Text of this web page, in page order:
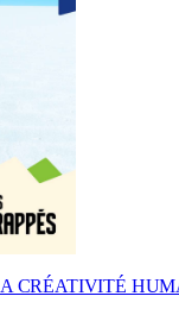
CRÉATIVITÉ